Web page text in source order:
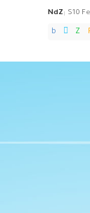
by
NdZ 10